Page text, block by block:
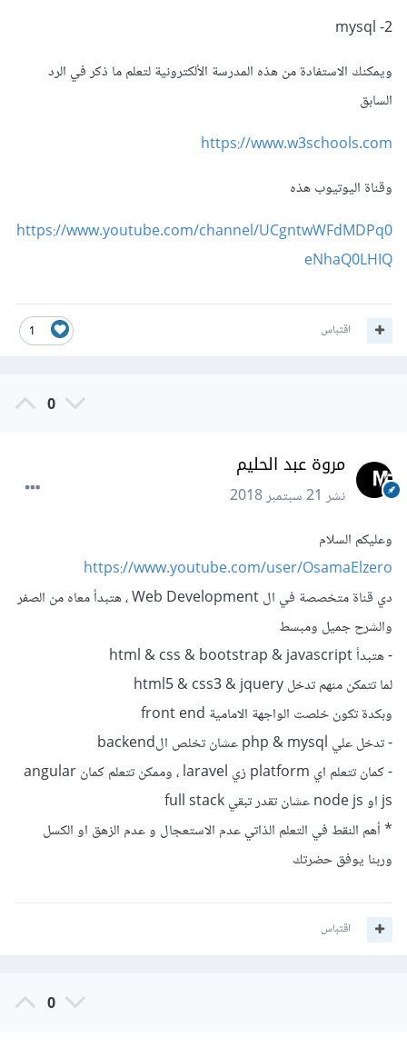
2- mysql
ويمكنك الاستفادة من هذه المدرسة الألكترونية لتعلم ما ذكر في الرد
السابق
https://www.w3schools.com
وقناة اليوتيوب هذه
https://www.youtube.com/channel/UCgntwWFdMDPq0
eNhaQ0LHIQ
1 اقتباس
0
مروة عبد الحليم
نشر21 سبتمبر 2018
وعليكم السلام
https://www.youtube.com/user/OsamaElzero
دي قناة متخصصة في ال Web Development ، هتبدأ معاه من الصفر
والشرح جميل ومبسط
- هتبدأ html & css & bootstrap & javascript
لما تتمكن منهم تدخل html5 & css3 & jquery
وبكدة تكون خلصت الواجهة الامامية front end
- تدخل علي php & mysql عشان تخلص الbackend
- كمان تتعلم اي platform زي laravel ، وممكن تتعلم كمان angular
js او node js عشان تقدر تبقي full stack
* أهم النقط في التعلم الذاتي عدم الاستعجال و عدم الزهق او الكسل
وربنا يوفق حضرتك
اقتباس
0